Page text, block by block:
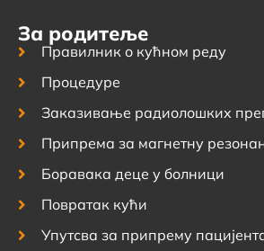
За родитеље
Правилник о кућном реду
Процедуре
Заказивање радиолошких
Припрема за магнетну
Боравака деце у болници
Повратак кући
Упутсва за припрему